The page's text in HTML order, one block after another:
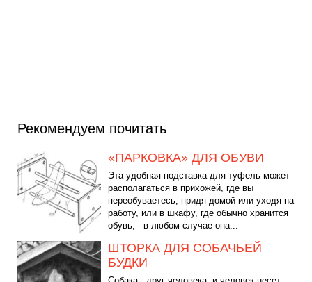
Рекомендуем почитать
«ПАРКОВКА» ДЛЯ ОБУВИ
Эта удобная подставка для туфель может
располагаться в прихожей, где вы
переобуваетесь, придя домой или уходя на
работу, или в шкафу, где обычно хранится
обувь, - в любом случае она...
ШТОРКА ДЛЯ СОБАЧЬЕЙ
БУДКИ